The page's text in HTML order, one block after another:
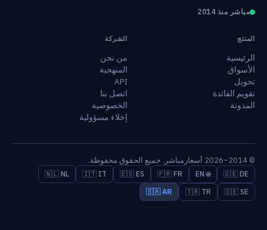
مباشر منذ 2014
المنتج
الرئيسية
الأسواق
تحويل
تقويم الفائدة
المدونة
الشركة
من نحن
المنهجية
API
اتصل بنا
الخصوصية
إخلاء مسؤولية
© 2014–2026 أسعارمباشر. جميع الحقوق محفوظة.
🇩🇪 DE
🌐 EN
🇫🇷 FR
🇪🇸 ES
🇮🇹 IT
🇳🇱 NL
🇸🇪 SE
🇹🇷 TR
🇸🇦 AR